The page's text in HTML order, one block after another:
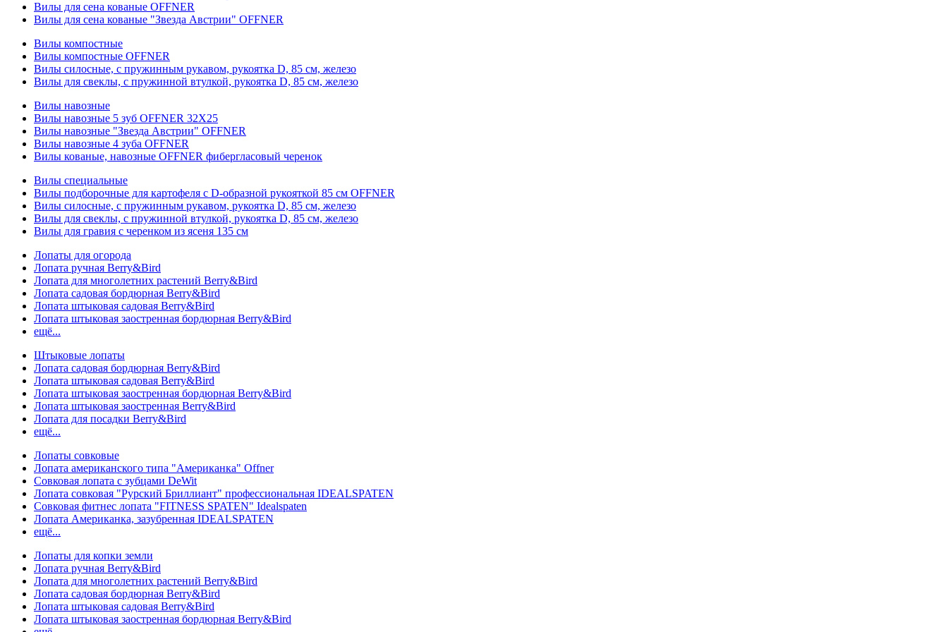
Вилы для сена кованые OFFNER
Вилы для сена кованые "Звезда Австрии" OFFNER
Вилы компостные
Вилы компостные OFFNER
Вилы силосные, с пружинным рукавом, рукоятка D, 85 см, железо
Вилы для свеклы, с пружинной втулкой, рукоятка D, 85 см, железо
Вилы навозные
Вилы навозные 5 зуб OFFNER 32X25
Вилы навозные "Звезда Австрии" OFFNER
Вилы навозные 4 зуба OFFNER
Вилы кованые, навозные OFFNER фибергласовый черенок
Вилы специальные
Вилы подборочные для картофеля с D-образной рукояткой 85 см OFFNER
Вилы силосные, с пружинным рукавом, рукоятка D, 85 см, железо
Вилы для свеклы, с пружинной втулкой, рукоятка D, 85 см, железо
Вилы для гравия с черенком из ясеня 135 см
Лопаты для огорода
Лопата ручная Berry&Bird
Лопата для многолетних растений Berry&Bird
Лопата садовая бордюрная Berry&Bird
Лопата штыковая садовая Berry&Bird
Лопата штыковая заостренная бордюрная Berry&Bird
ещё...
Штыковые лопаты
Лопата садовая бордюрная Berry&Bird
Лопата штыковая садовая Berry&Bird
Лопата штыковая заостренная бордюрная Berry&Bird
Лопата штыковая заостренная Berry&Bird
Лопата для посадки Berry&Bird
ещё...
Лопаты совковые
Лопата американского типа "Американка" Offner
Совковая лопата с зубцами DeWit
Лопата совковая "Рурский Бриллиант" профессиональная IDEALSPATEN
Совковая фитнес лопата "FITNESS SPATEN" Idealspaten
Лопата Американка, зазубренная IDEALSPATEN
ещё...
Лопаты для копки земли
Лопата ручная Berry&Bird
Лопата для многолетних растений Berry&Bird
Лопата садовая бордюрная Berry&Bird
Лопата штыковая садовая Berry&Bird
Лопата штыковая заостренная бордюрная Berry&Bird